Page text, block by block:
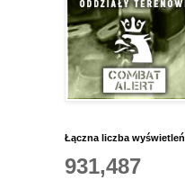
Łączna liczba wyświetleń
931,487